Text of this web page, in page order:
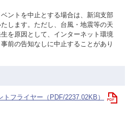
ントを中止とする場合は、新潟支部
します。ただし、台風・地震等の天
を原因として、インターネット環境
前の告知なしに中止することがあり
トフライヤー（PDF/2237.02KB）